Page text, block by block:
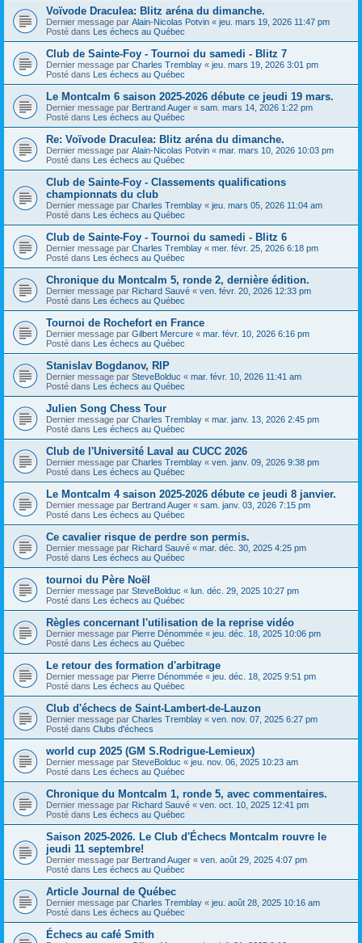
Voïvode Draculea: Blitz aréna du dimanche.
Dernier message par Alain-Nicolas Potvin « jeu. mars 19, 2026 11:47 pm
Posté dans Les échecs au Québec
Club de Sainte-Foy - Tournoi du samedi - Blitz 7
Dernier message par Charles Tremblay « jeu. mars 19, 2026 3:01 pm
Posté dans Les échecs au Québec
Le Montcalm 6 saison 2025-2026 débute ce jeudi 19 mars.
Dernier message par Bertrand Auger « sam. mars 14, 2026 1:22 pm
Posté dans Les échecs au Québec
Re: Voïvode Draculea: Blitz aréna du dimanche.
Dernier message par Alain-Nicolas Potvin « mar. mars 10, 2026 10:03 pm
Posté dans Les échecs au Québec
Club de Sainte-Foy - Classements qualifications
championnats du club
Dernier message par Charles Tremblay « jeu. mars 05, 2026 11:04 am
Posté dans Les échecs au Québec
Club de Sainte-Foy - Tournoi du samedi - Blitz 6
Dernier message par Charles Tremblay « mer. févr. 25, 2026 6:18 pm
Posté dans Les échecs au Québec
Chronique du Montcalm 5, ronde 2, dernière édition.
Dernier message par Richard Sauvé « ven. févr. 20, 2026 12:33 pm
Posté dans Les échecs au Québec
Tournoi de Rochefort en France
Dernier message par Gilbert Mercure « mar. févr. 10, 2026 6:16 pm
Posté dans Les échecs au Québec
Stanislav Bogdanov, RIP
Dernier message par SteveBolduc « mar. févr. 10, 2026 11:41 am
Posté dans Les échecs au Québec
Julien Song Chess Tour
Dernier message par Charles Tremblay « mar. janv. 13, 2026 2:45 pm
Posté dans Les échecs au Québec
Club de l'Université Laval au CUCC 2026
Dernier message par Charles Tremblay « ven. janv. 09, 2026 9:38 pm
Posté dans Les échecs au Québec
Le Montcalm 4 saison 2025-2026 débute ce jeudi 8 janvier.
Dernier message par Bertrand Auger « sam. janv. 03, 2026 7:15 pm
Posté dans Les échecs au Québec
Ce cavalier risque de perdre son permis.
Dernier message par Richard Sauvé « mar. déc. 30, 2025 4:25 pm
Posté dans Les échecs au Québec
tournoi du Père Noël
Dernier message par SteveBolduc « lun. déc. 29, 2025 10:27 pm
Posté dans Les échecs au Québec
Règles concernant l'utilisation de la reprise vidéo
Dernier message par Pierre Dénommée « jeu. déc. 18, 2025 10:06 pm
Posté dans Les échecs au Québec
Le retour des formation d'arbitrage
Dernier message par Pierre Dénommée « jeu. déc. 18, 2025 9:51 pm
Posté dans Les échecs au Québec
Club d'échecs de Saint-Lambert-de-Lauzon
Dernier message par Charles Tremblay « ven. nov. 07, 2025 6:27 pm
Posté dans Clubs d'échecs
world cup 2025 (GM S.Rodrigue-Lemieux)
Dernier message par SteveBolduc « jeu. nov. 06, 2025 10:23 am
Posté dans Les échecs au Québec
Chronique du Montcalm 1, ronde 5, avec commentaires.
Dernier message par Richard Sauvé « ven. oct. 10, 2025 12:41 pm
Posté dans Les échecs au Québec
Saison 2025-2026. Le Club d'Échecs Montcalm rouvre le
jeudi 11 septembre!
Dernier message par Bertrand Auger « ven. août 29, 2025 4:07 pm
Posté dans Les échecs au Québec
Article Journal de Québec
Dernier message par Charles Tremblay « jeu. août 28, 2025 10:16 am
Posté dans Les échecs au Québec
Échecs au café Smith